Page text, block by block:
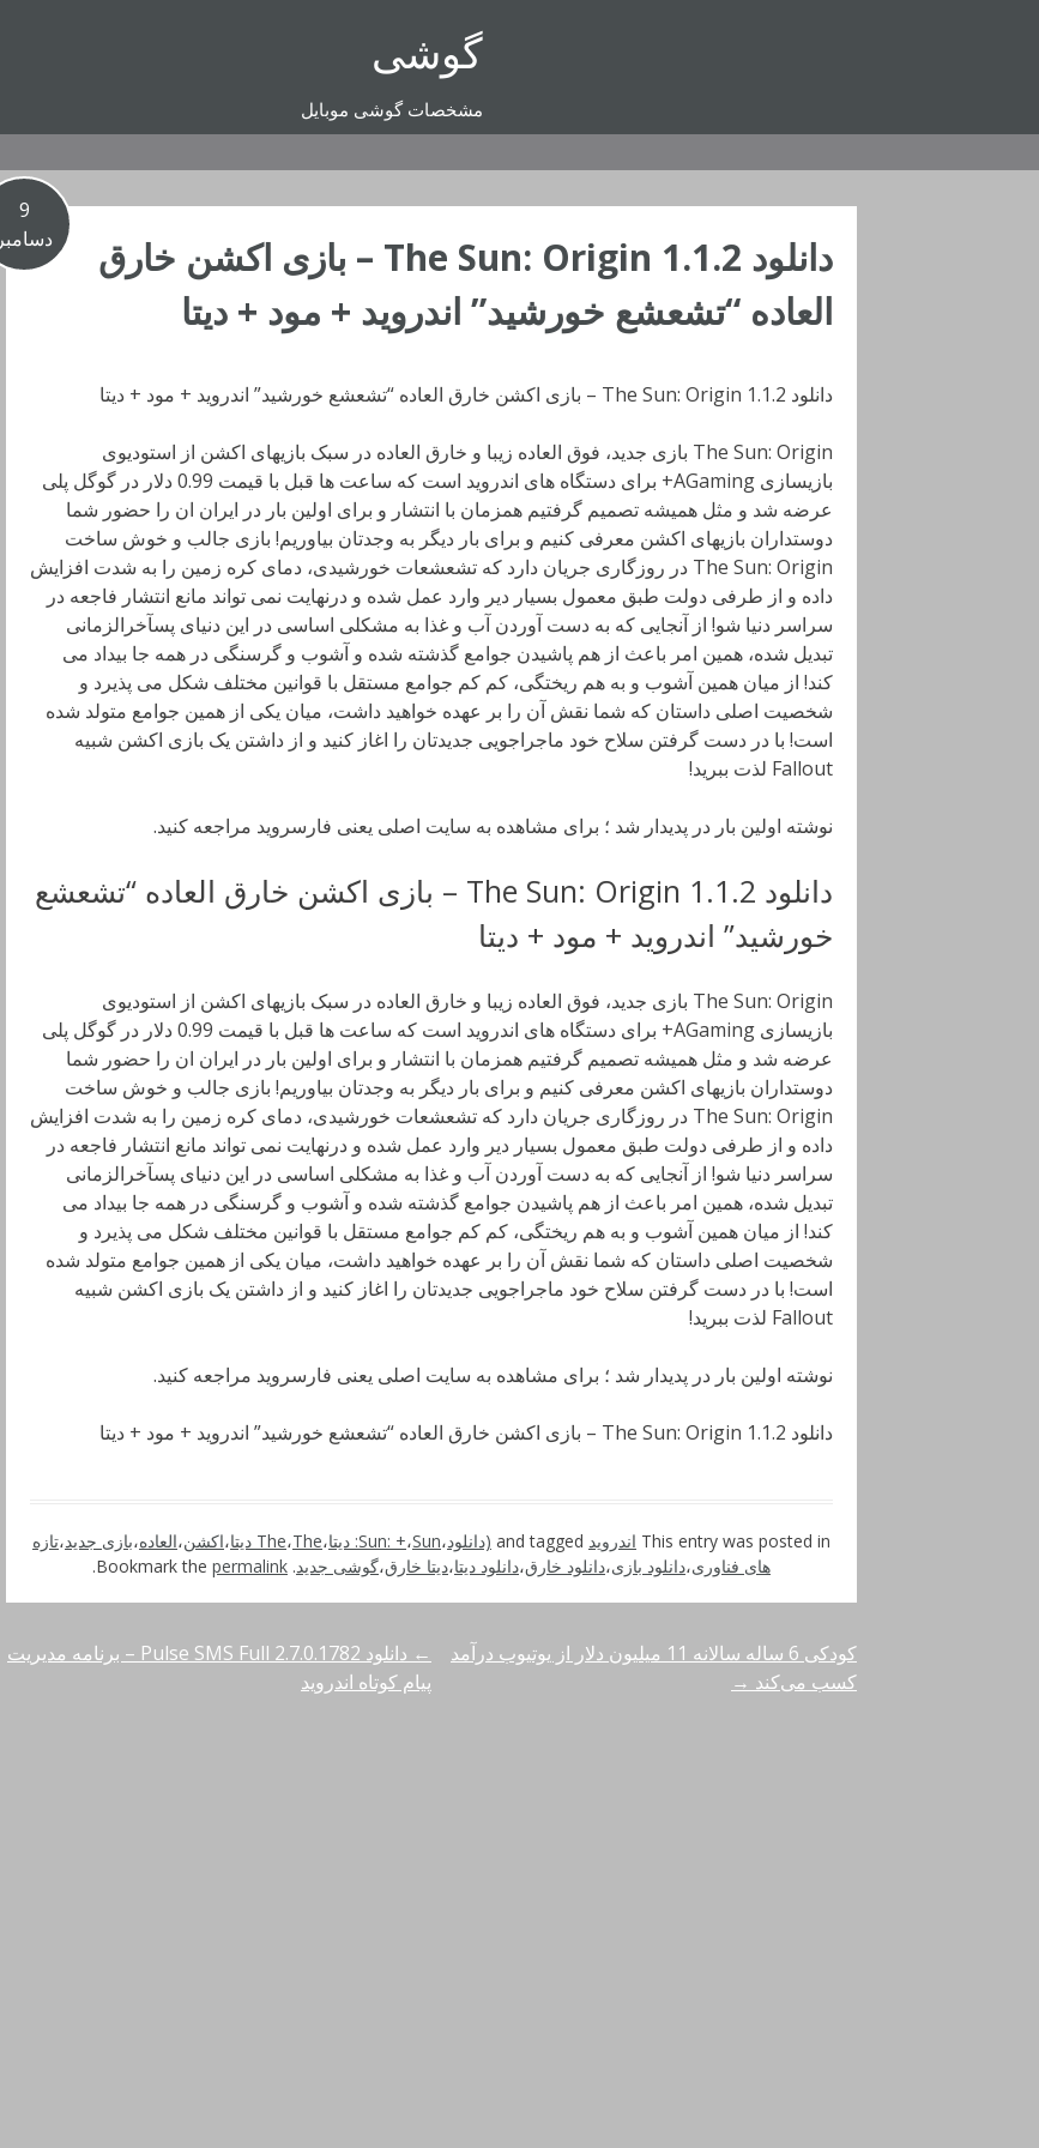
گوشی
مشخصات گوشی موبایل
9
دسامبر
دانلود The Sun: Origin 1.1.2 – بازی اکشن خارق
العاده “تشعشع خورشید” اندروید + مود + دیتا
دانلود The Sun: Origin 1.1.2 – بازی اکشن خارق العاده “تشعشع خورشید” اندروید + مود + دیتا
The Sun: Origin بازی جدید، فوق العاده زیبا و خارق العاده در سبک بازیهای اکشن از استودیوی
بازیسازی AGaming+ برای دستگاه های اندروید است که ساعت ها قبل با قیمت 0.99 دلار در گوگل پلی
عرضه شد و مثل همیشه تصمیم گرفتیم همزمان با انتشار و برای اولین بار در ایران ان را حضور شما
دوستداران بازیهای اکشن معرفی کنیم و برای بار دیگر به وجدتان بیاوریم! بازی جالب و خوش ساخت
The Sun: Origin در روزگاری جریان دارد که تشعشعات خورشیدی، دمای کره زمین را به شدت افزایش
داده و از طرفی دولت طبق معمول بسیار دیر وارد عمل شده و درنهایت نمی تواند مانع انتشار فاجعه در
سراسر دنیا شو! از آنجایی که به دست آوردن آب و غذا به مشکلی اساسی در این دنیای پسآخرالزمانی
تبدیل شده، همین امر باعث از هم پاشیدن جوامع گذشته شده و آشوب و گرسنگی در همه جا بیداد می
کند! از میان همین آشوب و به هم ریختگی، کم کم جوامع مستقل با قوانین مختلف شکل می پذیرد و
شخصیت اصلی داستان که شما نقش آن را بر عهده خواهید داشت، میان یکی از همین جوامع متولد شده
است! با در دست گرفتن سلاح خود ماجراجویی جدیدتان را اغاز کنید و از داشتن یک بازی اکشن شبیه
Fallout لذت ببرید!
نوشته اولین بار در پدیدار شد ؛ برای مشاهده به سایت اصلی یعنی فارسروید مراجعه کنید.
دانلود The Sun: Origin 1.1.2 – بازی اکشن خارق العاده “تشعشع
خورشید” اندروید + مود + دیتا
The Sun: Origin بازی جدید، فوق العاده زیبا و خارق العاده در سبک بازیهای اکشن از استودیوی
بازیسازی AGaming+ برای دستگاه های اندروید است که ساعت ها قبل با قیمت 0.99 دلار در گوگل پلی
عرضه شد و مثل همیشه تصمیم گرفتیم همزمان با انتشار و برای اولین بار در ایران ان را حضور شما
دوستداران بازیهای اکشن معرفی کنیم و برای بار دیگر به وجدتان بیاوریم! بازی جالب و خوش ساخت
The Sun: Origin در روزگاری جریان دارد که تشعشعات خورشیدی، دمای کره زمین را به شدت افزایش
داده و از طرفی دولت طبق معمول بسیار دیر وارد عمل شده و درنهایت نمی تواند مانع انتشار فاجعه در
سراسر دنیا شو! از آنجایی که به دست آوردن آب و غذا به مشکلی اساسی در این دنیای پسآخرالزمانی
تبدیل شده، همین امر باعث از هم پاشیدن جوامع گذشته شده و آشوب و گرسنگی در همه جا بیداد می
کند! از میان همین آشوب و به هم ریختگی، کم کم جوامع مستقل با قوانین مختلف شکل می پذیرد و
شخصیت اصلی داستان که شما نقش آن را بر عهده خواهید داشت، میان یکی از همین جوامع متولد شده
است! با در دست گرفتن سلاح خود ماجراجویی جدیدتان را اغاز کنید و از داشتن یک بازی اکشن شبیه
Fallout لذت ببرید!
نوشته اولین بار در پدیدار شد ؛ برای مشاهده به سایت اصلی یعنی فارسروید مراجعه کنید.
دانلود The Sun: Origin 1.1.2 – بازی اکشن خارق العاده “تشعشع خورشید” اندروید + مود + دیتا
This entry was posted in اندروید (دانلود، Sun: +،Sun: دیتا ، The،The دیتا ،اکشن،العاده،بازی جدید،تازه
های فناوری،دانلود بازی،دانلود خارق،دانلود دیتا،دیتا خارق،گوشی جدید. Bookmark the
permalink
.
راهبری
←
دانلود Pulse SMS Full 2.7.0.1782 – برنامه مدیریت
پیام کوتاه اندروید
کودکی 6 ساله سالانه 11 میلیون دلار از یوتیوب درآمد
کسب می‌کند →